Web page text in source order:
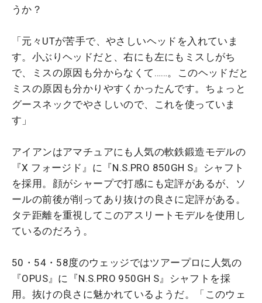
うか？
「元々UTが苦手で、やさしいヘッドを入れていま
す。小ぶりヘッドだと、右にも左にもミスしがち
で、ミスの原因も分からなくて……。このヘッドだと
ミスの原因も分かりやすくかったんです。ちょっと
グースネックでやさしいので、これを使っていま
す」
アイアンはアマチュアにも人気の軟鉄鍛造モデルの
『X フォージド』に『N.S.PRO 850GH S』シャフト
を採用。顔がシャープで打感にも定評があるが、ソ
ールの前後が削ってあり抜けの良さに定評がある。
タテ距離を重視してこのアスリートモデルを使用し
ているのだろう。
50・54・58度のウェッジではツアープロに人気の
『OPUS』に『N.S.PRO 950GH S』シャフトを採
用。抜けの良さに魅かれているようだ。「このウェ